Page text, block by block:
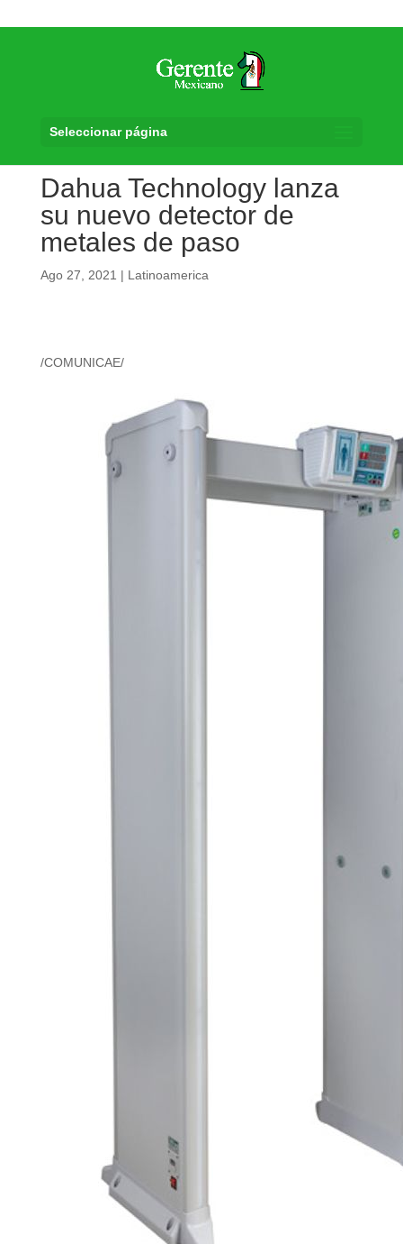
Seleccionar página
Dahua Technology lanza
su nuevo detector de
metales de paso
Ago 27, 2021 | Latinoamerica
/COMUNICAE/